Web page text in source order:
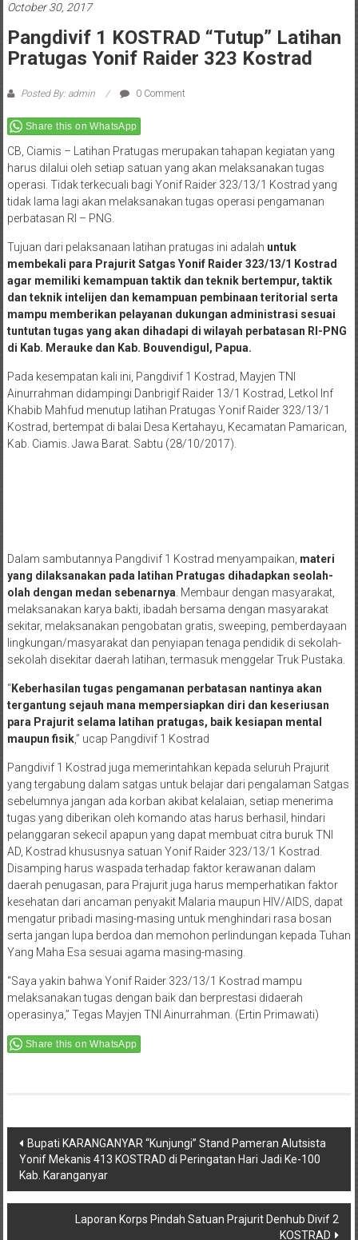
October 30, 2017
Pangdivif 1 KOSTRAD “Tutup” Latihan
Pratugas Yonif Raider 323 Kostrad
Posted By: admin 0 Comment
Share this on WhatsApp
CB, Ciamis – Latihan Pratugas merupakan tahapan kegiatan yang
harus dilalui oleh setiap satuan yang akan melaksanakan tugas
operasi. Tidak terkecuali bagi Yonif Raider 323/13/1 Kostrad yang
tidak lama lagi akan melaksanakan tugas operasi pengamanan
perbatasan RI – PNG.
Tujuan dari pelaksanaan latihan pratugas ini adalah untuk
membekali para Prajurit Satgas Yonif Raider 323/13/1 Kostrad
agar memiliki kemampuan taktik dan teknik bertempur, taktik
dan teknik intelijen dan kemampuan pembinaan teritorial serta
mampu memberikan pelayanan dukungan administrasi sesuai
tuntutan tugas yang akan dihadapi di wilayah perbatasan RI-PNG
di Kab. Merauke dan Kab. Bouvendigul, Papua.
Pada kesempatan kali ini, Pangdivif 1 Kostrad, Mayjen TNI
Ainurrahman didampingi Danbrigif Raider 13/1 Kostrad, Letkol Inf
Khabib Mahfud menutup latihan Pratugas Yonif Raider 323/13/1
Kostrad, bertempat di balai Desa Kertahayu, Kecamatan Pamarican,
Kab. Ciamis. Jawa Barat. Sabtu (28/10/2017).
Dalam sambutannya Pangdivif 1 Kostrad menyampaikan, materi
yang dilaksanakan pada latihan Pratugas dihadapkan seolah-
olah dengan medan sebenarnya. Membaur dengan masyarakat,
melaksanakan karya bakti, ibadah bersama dengan masyarakat
sekitar, melaksanakan pengobatan gratis, sweeping, pemberdayaan
lingkungan/masyarakat dan penyiapan tenaga pendidik di sekolah-
sekolah disekitar daerah latihan, termasuk menggelar Truk Pustaka.
“Keberhasilan tugas pengamanan perbatasan nantinya akan
tergantung sejauh mana mempersiapkan diri dan keseriusan
para Prajurit selama latihan pratugas, baik kesiapan mental
maupun fisik,” ucap Pangdivif 1 Kostrad
Pangdivif 1 Kostrad juga memerintahkan kepada seluruh Prajurit
yang tergabung dalam satgas untuk belajar dari pengalaman Satgas
sebelumnya jangan ada korban akibat kelalaian, setiap menerima
tugas yang diberikan oleh komando atas harus berhasil, hindari
pelanggaran sekecil apapun yang dapat membuat citra buruk TNI
AD, Kostrad khususnya satuan Yonif Raider 323/13/1 Kostrad.
Disamping harus waspada terhadap faktor kerawanan dalam
daerah penugasan, para Prajurit juga harus memperhatikan faktor
kesehatan dari ancaman penyakit Malaria maupun HIV/AIDS, dapat
mengatur pribadi masing-masing untuk menghindari rasa bosan
serta jangan lupa berdoa dan memohon perlindungan kepada Tuhan
Yang Maha Esa sesuai agama masing-masing.
“Saya yakin bahwa Yonif Raider 323/13/1 Kostrad mampu
melaksanakan tugas dengan baik dan berprestasi didaerah
operasinya,” Tegas Mayjen TNI Ainurrahman. (Ertin Primawati)
Share this on WhatsApp
Post
navigation
Bupati KARANGANYAR “Kunjungi” Stand Pameran Alutsista
Yonif Mekanis 413 KOSTRAD di Peringatan Hari Jadi Ke-100
Kab. Karanganyar
Laporan Korps Pindah Satuan Prajurit Denhub Divif 2
KOSTRAD